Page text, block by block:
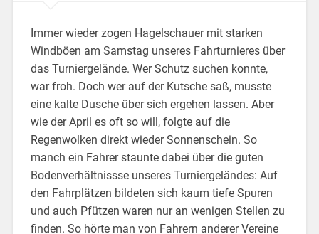
Immer wieder zogen Hagelschauer mit starken
Windböen am Samstag unseres Fahrturnieres über
das Turniergelände. Wer Schutz suchen konnte,
war froh. Doch wer auf der Kutsche saß, musste
eine kalte Dusche über sich ergehen lassen. Aber
wie der April es oft so will, folgte auf die
Regenwolken direkt wieder Sonnenschein. So
manch ein Fahrer staunte dabei über die guten
Bodenverhältnissse unseres Turniergeländes: Auf
den Fahrplätzen bildeten sich kaum tiefe Spuren
und auch Pfützen waren nur an wenigen Stellen zu
finden. So hörte man von Fahrern anderer Vereine